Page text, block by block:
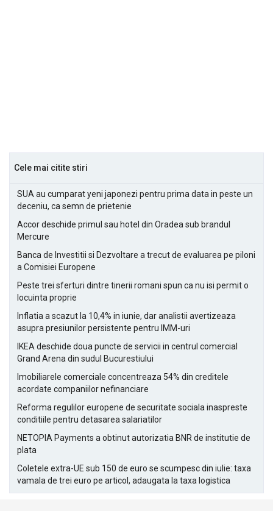
Cele mai citite stiri
SUA au cumparat yeni japonezi pentru prima data in peste un
deceniu, ca semn de prietenie
Accor deschide primul sau hotel din Oradea sub brandul
Mercure
Banca de Investitii si Dezvoltare a trecut de evaluarea pe piloni
a Comisiei Europene
Peste trei sferturi dintre tinerii romani spun ca nu isi permit o
locuinta proprie
Inflatia a scazut la 10,4% in iunie, dar analistii avertizeaza
asupra presiunilor persistente pentru IMM-uri
IKEA deschide doua puncte de servicii in centrul comercial
Grand Arena din sudul Bucurestiului
Imobiliarele comerciale concentreaza 54% din creditele
acordate companiilor nefinanciare
Reforma regulilor europene de securitate sociala inaspreste
conditiile pentru detasarea salariatilor
NETOPIA Payments a obtinut autorizatia BNR de institutie de
plata
Coletele extra-UE sub 150 de euro se scumpesc din iulie: taxa
vamala de trei euro pe articol, adaugata la taxa logistica